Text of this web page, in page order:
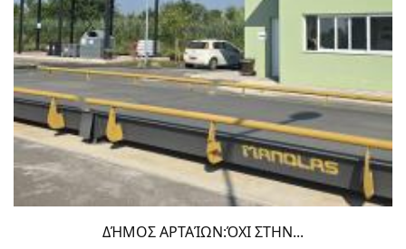
ΔΉΜΟΣ ΑΡΤΑΊΩΝ:ΌΧΙ ΣΤΗΝ...